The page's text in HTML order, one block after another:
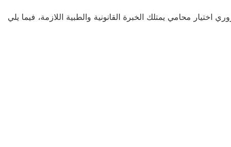
محامي يمتلك الخبرة القانونية والطبية اللازمة، فيما يلي